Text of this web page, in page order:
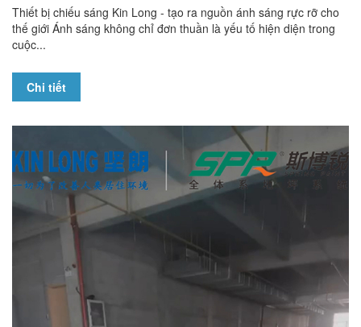
Thiết bị chiếu sáng Kin Long - tạo ra nguồn ánh sáng rực rỡ cho
thế giới Ánh sáng không chỉ đơn thuần là yếu tố hiện diện trong
cuộc...
Chi tiết